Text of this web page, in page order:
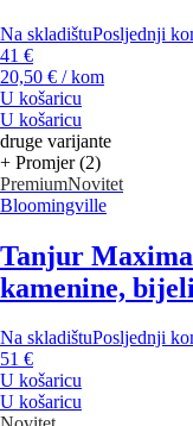
Na skladištuPosljednji
41 €
20,50 € / kom
U košaricu
U košaricu
druge varijante
+ Promjer (2)
PremiumNovitet
Bloomingville
Tanjur Maxima
kamenine,
Na skladištuPosljednji
51 €
U košaricu
U košaricu